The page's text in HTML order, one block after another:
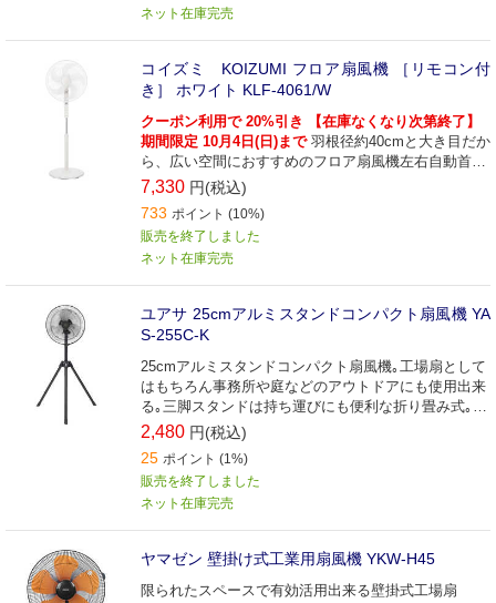
ネット在庫完売
コイズミ KOIZUMI フロア扇風機 ［リモコン付
き］ ホワイト KLF-4061/W
クーポン利用で 20%引き 【在庫なくなり次第終了】
期間限定 10月4日(日)まで羽根径約40cmと大き目だか
ら、広い空間におすすめのフロア扇風機左右自動首振
り機能(約70度)、風量調節4段階
7,330 円(税込)
733 ポイント (10%)
販売を終了しました
ネット在庫完売
ユアサ 25cmアルミスタンドコンパクト扇風機 YA
S-255C-K
25cmアルミスタンドコンパクト扇風機｡工場扇として
はもちろん事務所や庭などのアウトドアにも使用出来
る｡三脚スタンドは持ち運びにも便利な折り畳み式｡上
下左右立体首振りでコンパクトでも強い風で効率よく
2,480 円(税込)
25 ポイント (1%)
販売を終了しました
ネット在庫完売
ヤマゼン 壁掛け式工業用扇風機 YKW-H45
限られたスペースで有効活用出来る壁掛式工場扇